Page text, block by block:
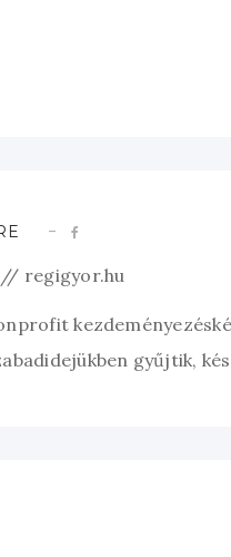
regigyor.hu
gyűjtik,